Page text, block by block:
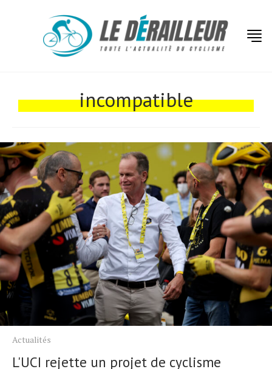
incompatible
Actualités
L'UCI rejette un projet de cyclisme
Tests de produits
Tendances
Tous nos articles
À propos